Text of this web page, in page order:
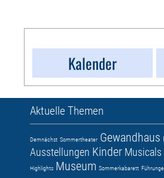
Kalender
Aktuelle Themen
Demnächst Sommertheater Gewandhaus
Ausstellungen Kinder Musicals
Highlights Museum Sommerkabarett